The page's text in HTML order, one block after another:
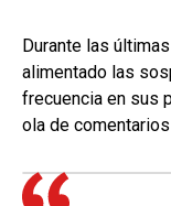
Durante las
alimentado las
frecuencia en sus
ola de